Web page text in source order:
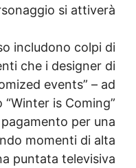
personaggio si
spesso includono
elementi che i
“randomized events”
“Winter is
di pagamento per
creando momenti
di una puntata